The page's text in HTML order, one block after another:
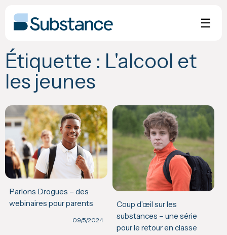
content
☰
Étiquette : L'alcool et
les jeunes
Parlons Drogues – des
webinaires pour parents
09/5/2024
Coup d’œil sur les
substances – une série
pour le retour en classe